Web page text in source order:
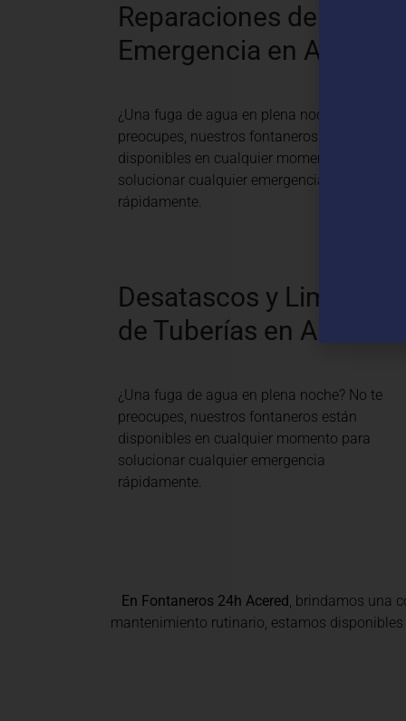
Reparaciones de
Emergencia en Acered
¿Una fuga de agua en plena noche? No te
preocupes, nuestros fontaneros están
disponibles en cualquier momento para
solucionar cualquier emergencia
rápidamente.
Desatascos y Limpieza
de Tuberías en Acered
¿Una fuga de agua en plena noche? No te
preocupes, nuestros fontaneros están
disponibles en cualquier momento para
solucionar cualquier emergencia
rápidamente.
En Fontaneros 24h Acered , brindamos una
mantenimiento rutinario, estamos